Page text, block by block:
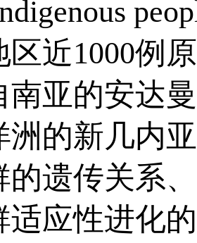
区近1000例
南亚的安达
洲的新几内
的遗传关系
适应性进化